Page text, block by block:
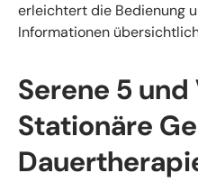
erleichtert die Bedienung
Informationen
Serene 5
Stationäre